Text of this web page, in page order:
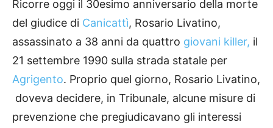
Ricorre oggi il 30esimo anniversario della morte
del giudice di Canicattì, Rosario Livatino,
assassinato a 38 anni da quattro giovani killer, il
21 settembre 1990 sulla strada statale per
Agrigento. Proprio quel giorno, Rosario Livatino,
doveva decidere, in Tribunale, alcune misure di
prevenzione che pregiudicavano gli interessi